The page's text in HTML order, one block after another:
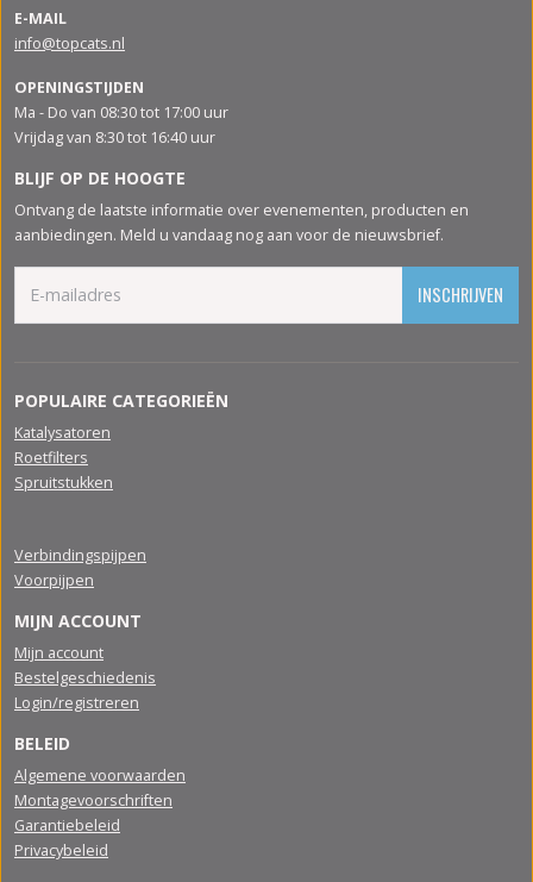
E-MAIL
info@topcats.nl
OPENINGSTIJDEN
Ma - Do van 08:30 tot 17:00 uur
Vrijdag van 8:30 tot 16:40 uur
BLIJF OP DE HOOGTE
Ontvang de laatste informatie over evenementen, producten en
aanbiedingen. Meld u vandaag nog aan voor de nieuwsbrief.
INSCHRIJVEN
POPULAIRE CATEGORIEËN
Katalysatoren
Roetfilters
Spruitstukken
Verbindingspijpen
Voorpijpen
MIJN ACCOUNT
Mijn account
Bestelgeschiedenis
Login/registreren
BELEID
Algemene voorwaarden
Montagevoorschriften
Garantiebeleid
Privacybeleid